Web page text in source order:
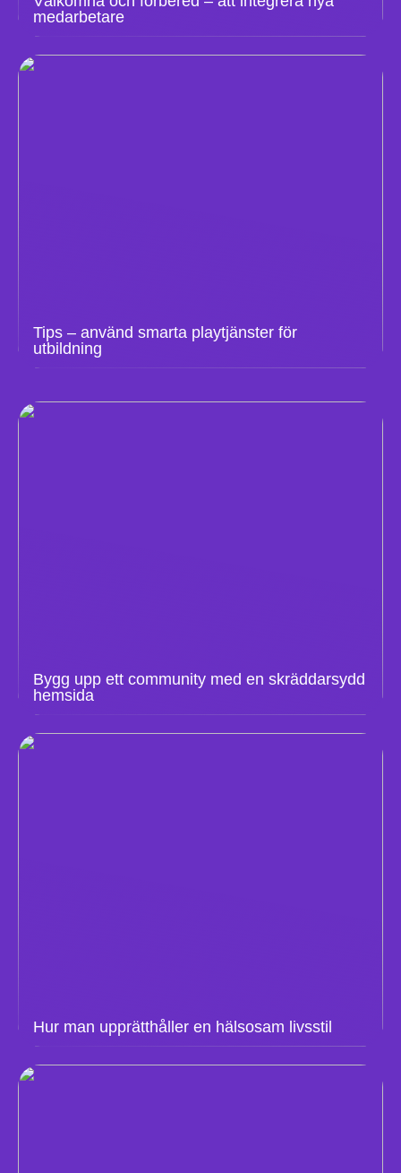
medarbetare
Tips – använd smarta playtjänster för
utbildning
Bygg upp ett community med en skräddarsydd
hemsida
Hur man upprätthåller en hälsosam livsstil